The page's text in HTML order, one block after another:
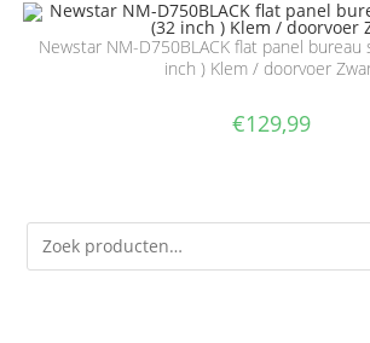
Newstar NM-D750BLACK flat panel
inch ) Klem / doorvoer
€129,99